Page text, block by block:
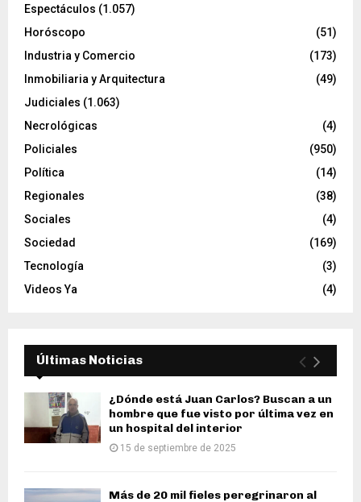
Espectáculos (1.057)
Horóscopo
(51)
Industria y Comercio
(173)
Inmobiliaria y Arquitectura
(49)
Judiciales (1.063)
Necrológicas
(4)
Policiales
(950)
Política
(14)
Regionales
(38)
Sociales
(4)
Sociedad
(169)
Tecnología
(3)
Videos Ya
(4)
Últimas Noticias
¿Dónde está Juan Carlos? Buscan a un
hombre que fue visto por última vez en
un hospital del interior
15 de septiembre de 2025
Más de 20 mil fieles peregrinaron al